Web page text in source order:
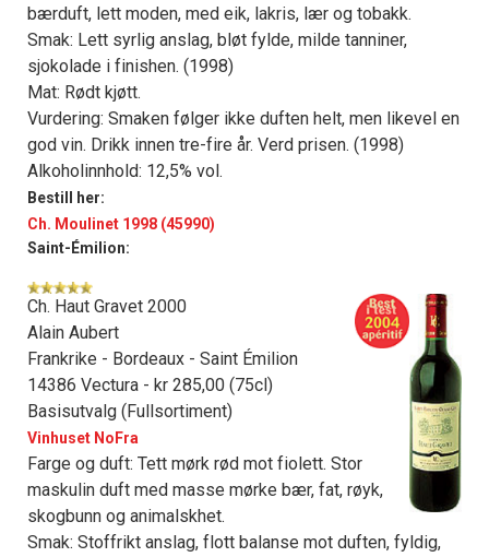
bærduft, lett moden, med eik, lakris, lær og tobakk.
Smak: Lett syrlig anslag, bløt fylde, milde tanniner,
sjokolade i finishen. (1998)
Mat: Rødt kjøtt.
Vurdering: Smaken følger ikke duften helt, men likevel en
god vin. Drikk innen tre-fire år. Verd prisen. (1998)
Alkoholinnhold: 12,5% vol.
Bestill her:
Ch. Moulinet 1998 (45990)
Saint-Émilion:
Ch. Haut Gravet 2000
Alain Aubert
Frankrike - Bordeaux - Saint Émilion
14386 Vectura - kr 285,00 (75cl)
Basisutvalg (Fullsortiment)
Vinhuset NoFra
Farge og duft: Tett mørk rød mot fiolett. Stor
maskulin duft med masse mørke bær, fat, røyk,
skogbunn og animalskhet.
Smak: Stoffrikt anslag, flott balanse mot duften, fyldig,